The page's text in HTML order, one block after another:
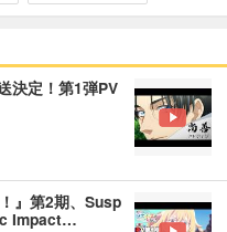
決定！第1弾PV
』第2期、Susp
Impact…